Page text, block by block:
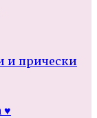
и прически
♥